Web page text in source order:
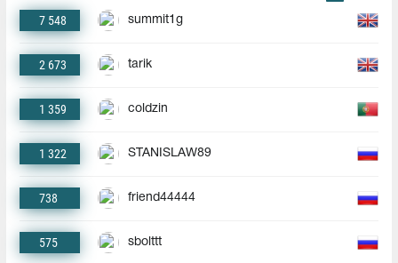
7 548 summit1g
2 673 tarik
1 359 coldzin
1 322 STANISLAW89
738 friend44444
575 sbolttt